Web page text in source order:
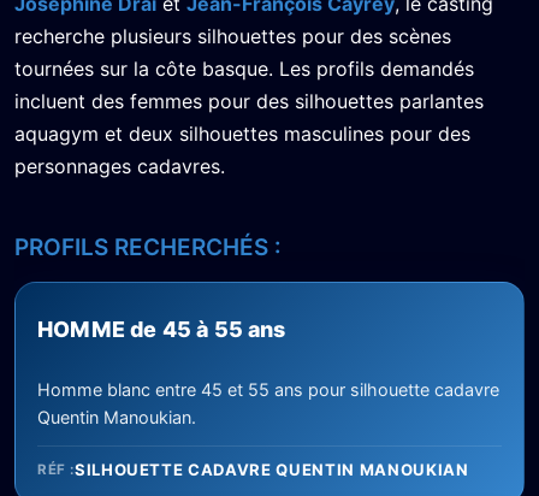
recherche plusieurs silhouettes pour des scènes
tournées sur la côte basque. Les profils demandés
incluent des femmes pour des silhouettes parlantes
aquagym et deux silhouettes masculines pour des
personnages cadavres.
PROFILS RECHERCHÉS :
HOMME de 45 à 55 ans
Homme blanc entre 45 et 55 ans pour silhouette cadavre
Quentin Manoukian.
RÉF :SILHOUETTE CADAVRE QUENTIN MANOUKIAN